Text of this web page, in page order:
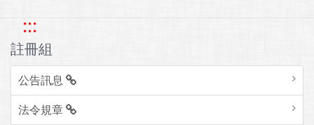
:::
註冊組
公告訊息
法令規章